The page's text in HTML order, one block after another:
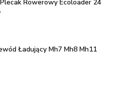
Rowerowy Ecoloader 24
Ładujący Mh7 Mh8 Mh11